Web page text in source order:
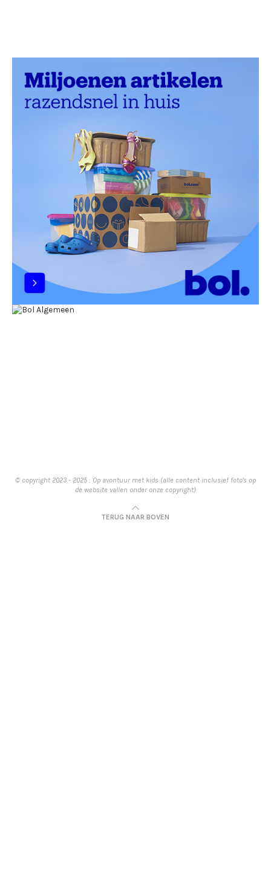
© copyright 2023 - 2025 : Op avontuur met kids (alle content inclusief foto's op
de website vallen onder onze copyright)
TERUG NAAR BOVEN